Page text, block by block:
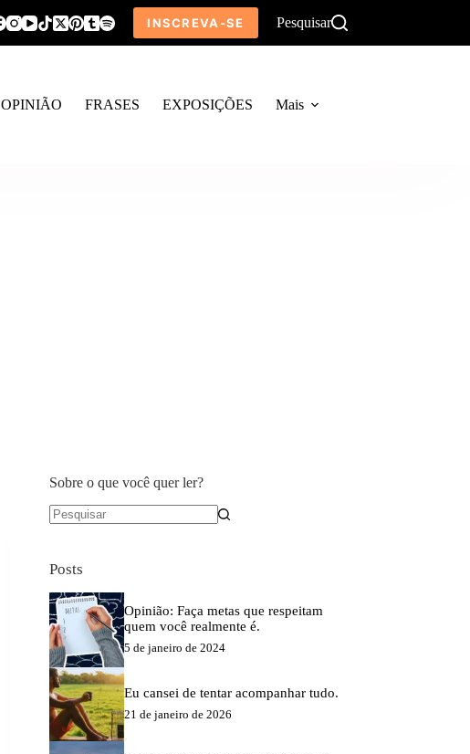
INSCREVA-SE Pesquisar
OPINIÃO FRASES EXPOSIÇÕES Mais
Sobre o que você quer ler?
Posts
Opinião: Faça metas que respeitam
quem você realmente é.
5 de janeiro de 2024
Eu cansei de tentar acompanhar tudo.
21 de janeiro de 2026